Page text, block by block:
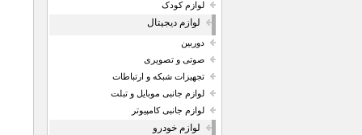
لوازم کودک
لوازم دیجیتال
دوربین
صوتی و تصویری
تجهیزات شبکه و ارتباطات
لوازم جانبی موبایل و تبلت
لوازم جانبی کامپیوتر
لوازم خودرو